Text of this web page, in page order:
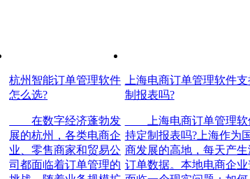
杭州智能订单管理软件
怎么选?
在数字经济蓬勃发
展的杭州，各类电商企
业、零售商家和贸易公
司都面临着订单管理的
上海电商订单管理软件
制报表吗?
上海电商订单管理软
持定制报表吗?上海作为
商发展的高地，每天产生
订单数据。本地电商企业